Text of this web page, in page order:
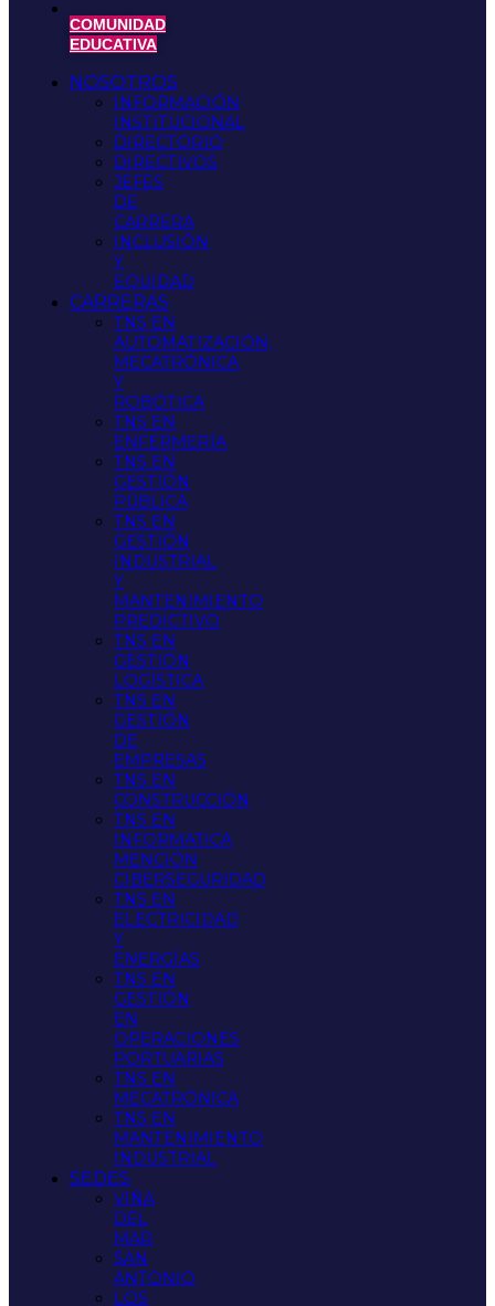
COMUNIDAD
EDUCATIVA
NOSOTROS
INFORMACIÓN
INSTITUCIONAL
DIRECTORIO
DIRECTIVOS
JEFES
DE
CARRERA
INCLUSIÓN
Y
EQUIDAD
CARRERAS
TNS EN
AUTOMATIZACIÓN,
MECATRÓNICA
Y
ROBÓTICA
TNS EN
ENFERMERÍA
TNS EN
GESTIÓN
PÚBLICA
TNS EN
GESTIÓN
INDUSTRIAL
Y
MANTENIMIENTO
PREDICTIVO
TNS EN
GESTIÓN
LOGÍSTICA
TNS EN
GESTIÓN
DE
EMPRESAS
TNS EN
CONSTRUCCIÓN
TNS EN
INFORMATICA
MENCIÓN
CIBERSEGURIDAD
TNS EN
ELECTRICIDAD
Y
ENERGÍAS
TNS EN
GESTIÓN
EN
OPERACIONES
PORTUARIAS
TNS EN
MECATRÓNICA
TNS EN
MANTENIMIENTO
INDUSTRIAL
SEDES
VIÑA
DEL
MAR
SAN
ANTONIO
LOS